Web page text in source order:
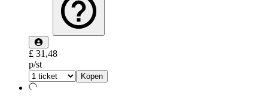
£ 31,48
p/st
Kopen